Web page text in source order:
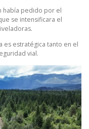
había pedido por el
se intensificara el
es estratégica tanto en el
vial.